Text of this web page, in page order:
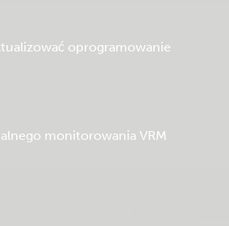
oprogramowanie
monitorowania VRM